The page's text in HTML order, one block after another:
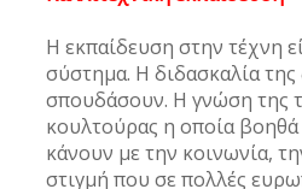
Η εκπαίδευση στην τέχνη
σύστημα. Η διδασκαλία
σπουδάσουν. Η γνώση της
κουλτούρας η οποία βοηθά
κάνουν με την κοινωνία,
στιγμή που σε πολλές